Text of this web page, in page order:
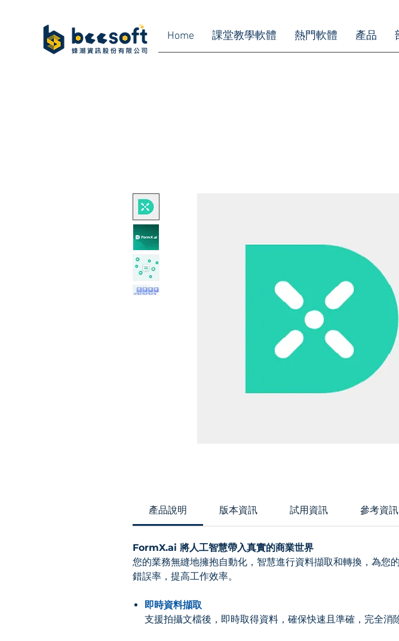
Home 課堂教學軟體 熱門軟體 產品
產品說明 版本資訊 試用資訊 參考資訊
FormX.ai 將人工智慧帶入真實的商業世界
您的業務無縫地擁抱自動化，智慧進行資料擷取和轉換，為您
錯誤率，提高工作效率。
即時資料擷取
支援拍攝文檔後，即時取得資料，確保快速且準確，完全消